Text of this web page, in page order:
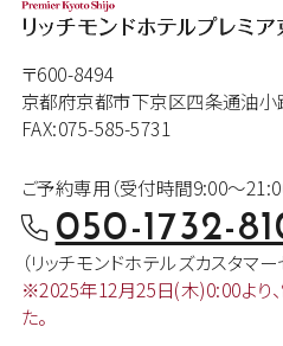
〒600-8494
京都府京都市下京区四条通油
FAX:075-585-5731
ご予約専用（受付時間9:00～
050-1732-
（リッチモンドホテルズカスタマー
※2025年12月25日(木)0:00より、
た。